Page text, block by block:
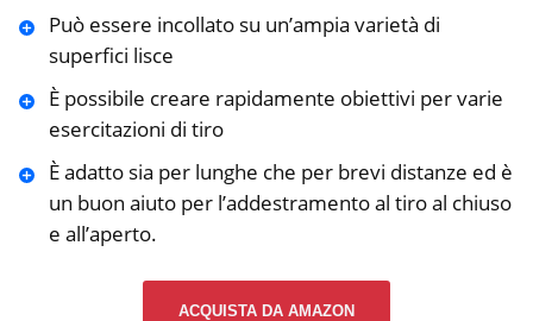
Può essere incollato su un’ampia varietà di
superfici lisce
È possibile creare rapidamente obiettivi per varie
esercitazioni di tiro
È adatto sia per lunghe che per brevi distanze ed è
un buon aiuto per l’addestramento al tiro al chiuso
e all’aperto.
ACQUISTA DA AMAZON